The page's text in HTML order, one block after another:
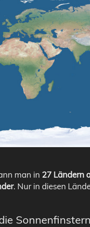
man in 27 Ländern
. Nur in diesen